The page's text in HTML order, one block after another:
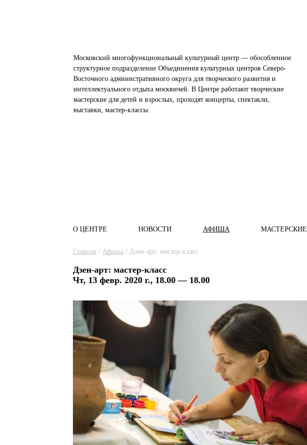
Московский многофункциональный культурный центр — обособленное
структурное подразделение Объединения культурных центров Северо-
Восточного административного округа для творческого развития и
интеллектуального отдыха москвичей. В Центре работают творческие
мастерские для детей и взрослых, проходят концерты, спектакли,
выставки, мастер-классы.
Главное меню
О ЦЕНТРЕ НОВОСТИ АФИША МАСТЕРСКИЕ
Вы здесь
Главная / Афиша / Дзен-арт: мастер-класс
Дзен-арт: мастер-класс
Чт, 13 февр. 2020 г., 18.00 — 18.00